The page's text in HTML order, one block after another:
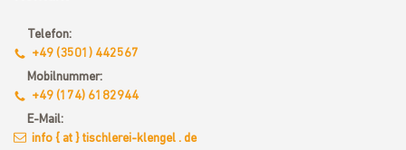
Telefon:
+49 (3501) 442567
Mobilnummer:
+49 (174) 6182944
E-Mail:
info { at } tischlerei-klengel . de